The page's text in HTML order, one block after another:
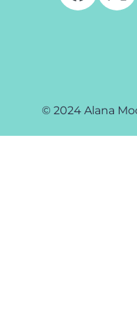
© 2024 Alana